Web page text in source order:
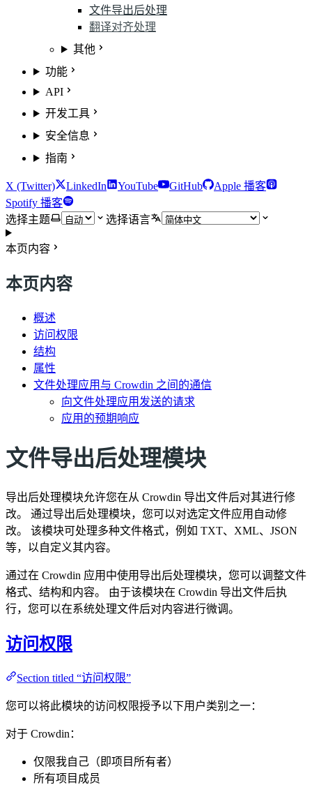
文件导出后处理
翻译对齐处理
其他
功能
API
开发工具
安全信息
指南
X (Twitter) LinkedIn YouTube GitHub
Apple 播客
Spotify 播客
选择主题
选择语言
本页内容
本页内容
概述
访问权限
结构
属性
文件处理应用与 Crowdin 之间的通信
向文件处理应用发送的请求
应用的预期响应
文件导出后处理模块
导出后处理模块允许您在从 Crowdin 导出文件后对其进行修
改。 通过导出后处理模块，您可以对选定文件应用自动修
改。 该模块可处理多种文件格式，例如 TXT、XML、JSON
等，以自定义其内容。
通过在 Crowdin 应用中使用导出后处理模块，您可以调整文件
格式、结构和内容。 由于该模块在 Crowdin 导出文件后执
行，您可以在系统处理文件后对内容进行微调。
访问权限
Section titled “访问权限”
您可以将此模块的访问权限授予以下用户类别之一：
对于 Crowdin：
仅限我自己（即项目所有者）
所有项目成员